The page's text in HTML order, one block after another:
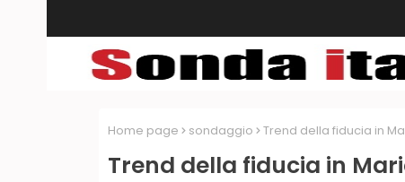
Home page sondaggio Trend della fiducia in
Trend della fiducia in